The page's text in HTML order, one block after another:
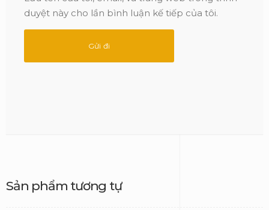
duyệt này cho lần bình luận kế tiếp của tôi.
Sản phẩm tương tự